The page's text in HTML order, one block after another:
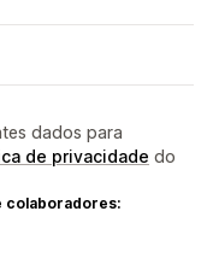
dados para
de privacidade do
colaboradores: